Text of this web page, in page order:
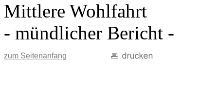
Mittlere Wohlfahrt
- mündlicher Bericht -
zum Seitenanfang